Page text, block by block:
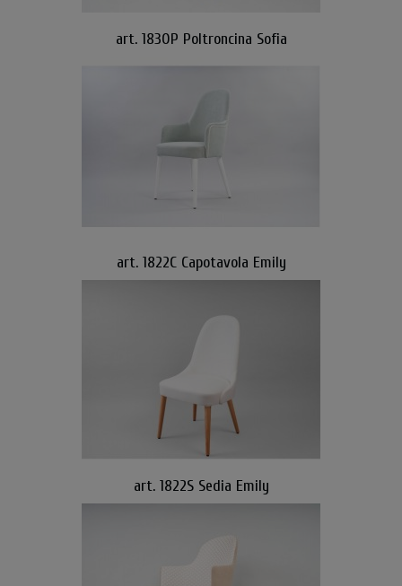
art. 1830P Poltroncina Sofia
art. 1822C Capotavola Emily
art. 1822S Sedia Emily